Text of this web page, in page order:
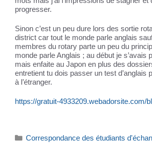
progresser.
Sinon c’est un peu dure lors des sortie
district car tout le monde parle anglais
membres du rotary parte un peu du
monde parle Anglais ; au début je s’avais
mais enfaite au Japon en plus des
entretient tu dois passer un test d’anglais
à l’étranger.
https://gratuit-4933209.webadorsite.com/
Catégories
Correspondance des étudiants